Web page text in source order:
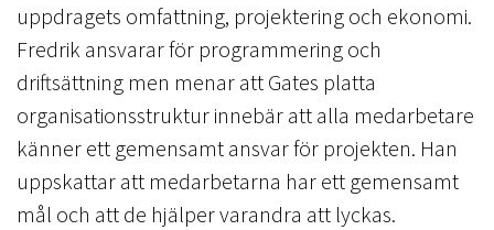
uppdragets omfattning, projektering och ekonomi.
Fredrik ansvarar för programmering och
driftsättning men menar att Gates platta
organisationsstruktur innebär att alla medarbetare
känner ett gemensamt ansvar för projekten. Han
uppskattar att medarbetarna har ett gemensamt
mål och att de hjälper varandra att lyckas.